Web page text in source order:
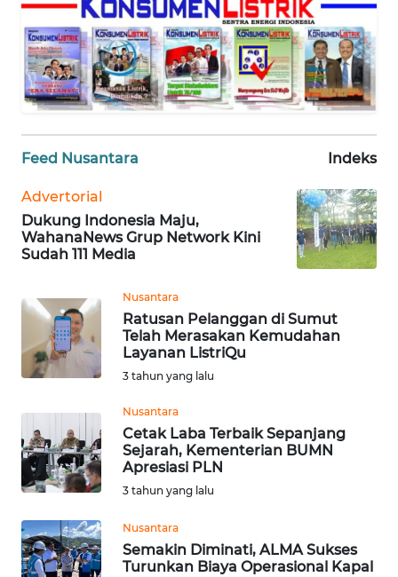
Feed Nusantara Indeks
Advertorial
Dukung Indonesia Maju,
WahanaNews Grup Network Kini
Sudah 111 Media
Nusantara
Ratusan Pelanggan di Sumut
Telah Merasakan Kemudahan
Layanan ListriQu
3 tahun yang lalu
Nusantara
Cetak Laba Terbaik Sepanjang
Sejarah, Kementerian BUMN
Apresiasi PLN
3 tahun yang lalu
Nusantara
Semakin Diminati, ALMA Sukses
Turunkan Biaya Operasional Kapal
WN
KEPRI
WN
PAPUA
BARAT
RIAU
WN
SERAMBI
WN
JAMBI
WN
SULTRA
WN
NTB